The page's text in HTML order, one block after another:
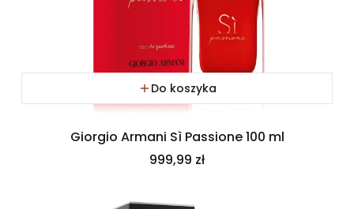
Do koszyka
Giorgio Armani Sì Passione 100 ml
Cena
999,99 zł